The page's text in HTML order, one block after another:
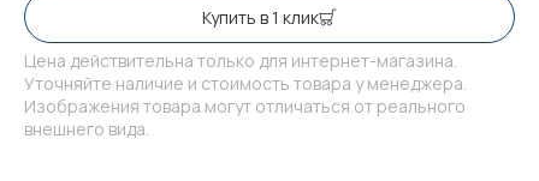
Купить в 1 клик
Цена действительна только для интернет-магазина.
Уточняйте наличие и стоимость товара у менеджера.
Изображения товара могут отличаться от реального
внешнего вида.